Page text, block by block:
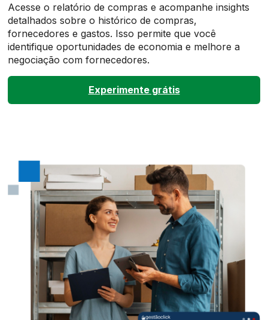
Acesse o relatório de compras e acompanhe insights
detalhados sobre o histórico de compras,
fornecedores e gastos. Isso permite que você
identifique oportunidades de economia e melhore a
negociação com fornecedores.
Experimente grátis